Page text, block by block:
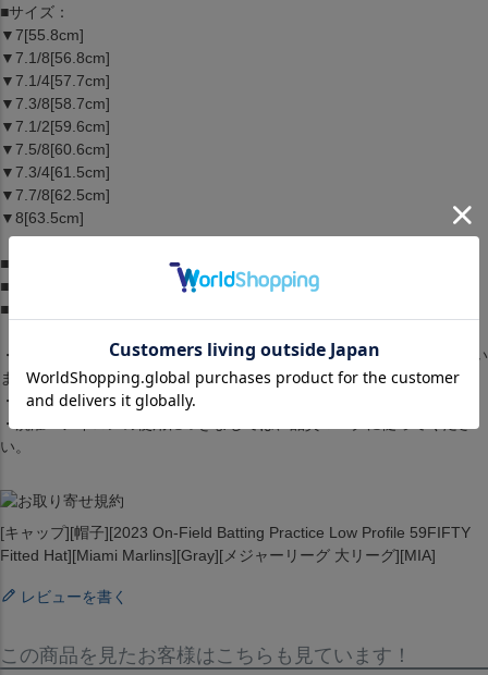
■サイズ：
▼7[55.8cm]
▼7.1/8[56.8cm]
▼7.1/4[57.7cm]
▼7.3/8[58.7cm]
▼7.1/2[59.6cm]
▼7.5/8[60.6cm]
▼7.3/4[61.5cm]
▼7.7/8[62.5cm]
▼8[63.5cm]
■素材：ー
■ブランド：ニューエラ/New Era
■生産国：ー
・商品は生産時期によってデザインやサイズに差が生じる場合がござい
ます。
・商品はモニターの影響で色の変化が感じられる場合がございます。
・洗濯・アイロンの使用につきましては、品質マークに従ってくださ
い。
[キャップ][帽子][2023 On-Field Batting Practice Low Profile 59FIFTY
Fitted Hat][Miami Marlins][Gray][メジャーリーグ 大リーグ][MIA]
レビューを書く
この商品を見たお客様はこちらも見ています！